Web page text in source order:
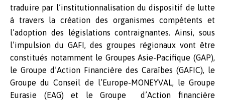
traduire par l’institutionnalisation du dispositif de lutte
à travers la création des organismes compétents et
l’adoption des législations contraignantes. Ainsi, sous
l’impulsion du GAFI, des groupes régionaux vont être
constitués notamment le Groupes Asie-Pacifique (GAP),
le Groupe d’Action Financière des Caraïbes (GAFIC), le
Groupe du Conseil de l’Europe-MONEYVAL, le Groupe
Eurasie (EAG) et le Groupe d’Action financière